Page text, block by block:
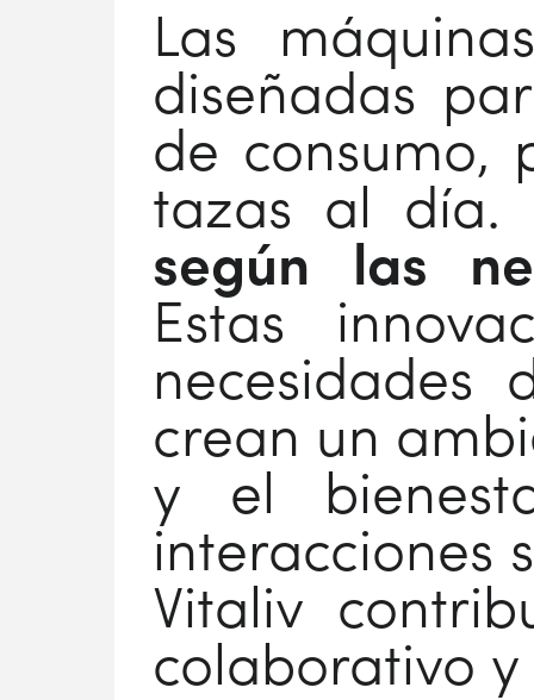
Las
diseñadas
de consumo,
tazas al
según las
Estas
necesidades
crean un
y el
interacciones
Vitaliv
colaborativo